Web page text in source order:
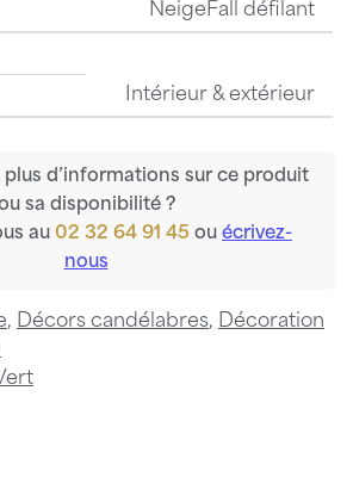
NeigeFall défilant
Intérieur & extérieur
plus d’informations sur ce produit
sa disponibilité ?
au 02 32 64 91 45 ou écrivez-
nous
, Décors candélabres, Décoration